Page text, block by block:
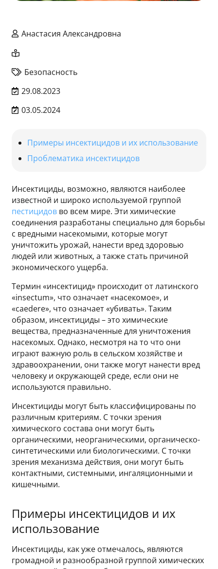
Анастасия Александровна
Безопасность
29.08.2023
03.05.2024
Инсектициды, возможно, являются наиболее
известной и широко используемой группой
пестицидов во всем мире. Эти химические
соединения разработаны специально для борьбы
с вредными насекомыми, которые могут
уничтожить урожай, нанести вред здоровью
людей или животных, а также стать причиной
экономического ущерба.
Термин «инсектицид» происходит от латинского
«insectum», что означает «насекомое», и
«caedere», что означает «убивать». Таким
образом, инсектициды – это химические
вещества, предназначенные для уничтожения
насекомых. Однако, несмотря на то что они
играют важную роль в сельском хозяйстве и
здравоохранении, они также могут нанести вред
человеку и окружающей среде, если они не
используются правильно.
Инсектициды могут быть классифицированы по
различным критериям. С точки зрения
химического состава они могут быть
органическими, неорганическими, органическо-
синтетическими или биологическими. С точки
зрения механизма действия, они могут быть
контактными, системными, ингаляционными и
кишечными.
Примеры инсектицидов и их
использование
Инсектициды, как уже отмечалось, являются
громадной и разнообразной группой химических
Примеры инсектицидов и их использование
Проблематика инсектицидов